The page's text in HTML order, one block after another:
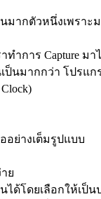
มากตัวหนึ่งเพรา
ทำการ Capture มา
นมากกว่า โปรแ
อย่างเต็มรูปแบบ
ย
ได้โดยเลือกให้เป็